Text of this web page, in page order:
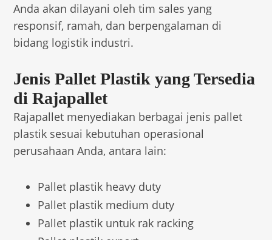
Anda akan dilayani oleh tim sales yang
responsif, ramah, dan berpengalaman di
bidang logistik industri.
Jenis Pallet Plastik yang Tersedia
di Rajapallet
Rajapallet menyediakan berbagai jenis pallet
plastik sesuai kebutuhan operasional
perusahaan Anda, antara lain:
Pallet plastik heavy duty
Pallet plastik medium duty
Pallet plastik untuk rak racking